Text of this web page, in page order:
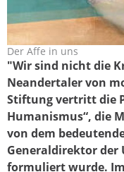
Der Affe in uns
"Wir sind nicht die
Neandertaler von
Stiftung vertritt die
Humanismus“, die
von dem
Generaldirektor der
formuliert wurde.